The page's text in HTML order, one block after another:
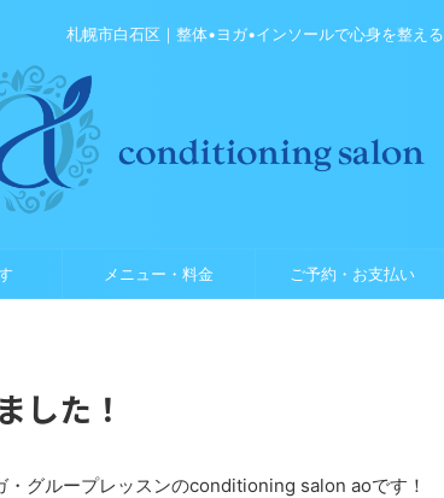
札幌市白石区｜整体•ヨガ•インソールで心身を整える
メニュー・料金 ご予約・お支払い
した！
・グループレッスンのconditioning salon aoです！